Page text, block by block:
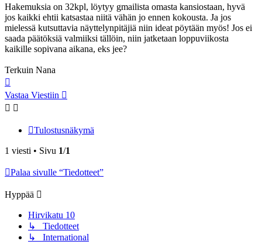
Hakemuksia on 32kpl, löytyy gmailista omasta kansiostaan, hyvä
jos kaikki ehtii katsastaa niitä vähän jo ennen kokousta. Ja jos
mielessä kutsuttavia näyttelynpitäjiä niin ideat pöytään myös! Jos ei
saada päätöksiä valmiiksi tällöin, niin jatketaan loppuviikosta
kaikille sopivana aikana, eks jee?
Terkuin Nana
Vastaa Viestiin
Tulostusnäkymä
1 viesti • Sivu 1/1
Palaa sivulle “Tiedotteet”
Hyppää
Hirvikatu 10
↳ Tiedotteet
↳ International